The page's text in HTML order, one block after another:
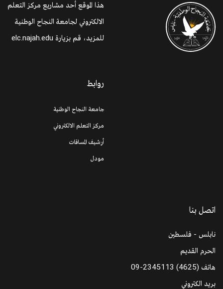
هذا الموقع أحد مشاريع مركز التعلم
الالكتروني لجامعة النجاح الوطنية
للمزيد، قم بزيارة elc.najah.edu
روابط
جامعة النجاح الوطنية
مركز التعلم الالكتروني
أرشيف المساقات
مودل
اتصل بنا
نابلس - فلسطين
الحرم القديم
هاتف 09-2345113 (4625)
بريد الكتروني